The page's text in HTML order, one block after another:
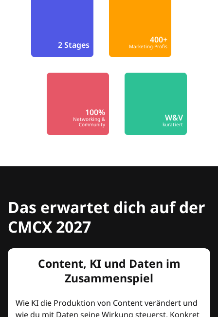
2 Stages 400+
Marketing-Profis
100%
Networking &
Community
W&V
kuratiert
Das erwartet dich auf der
CMCX 2027
Content, KI und Daten im
Zusammenspiel
Wie KI die Produktion von Content verändert und
wie du mit Daten seine Wirkung steuerst. Konkret